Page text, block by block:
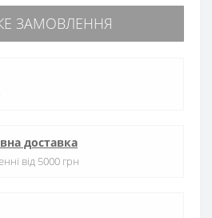
ЗАМОВЛЕННЯ
доставка
від 5000 грн